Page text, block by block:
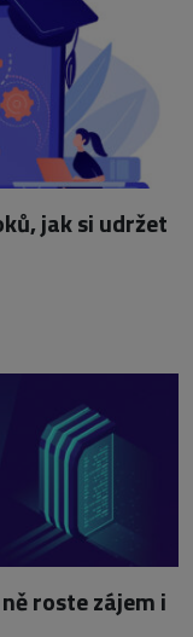
jak si udržet
roste zájem i